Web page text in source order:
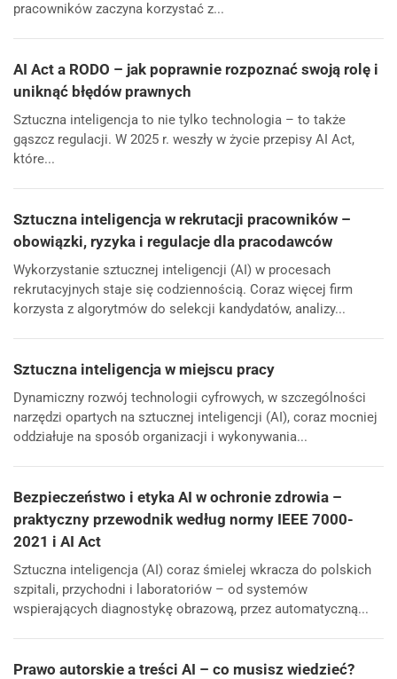
pracowników zaczyna korzystać z...
AI Act a RODO – jak poprawnie rozpoznać swoją rolę i
uniknąć błędów prawnych
Sztuczna inteligencja to nie tylko technologia – to także
gąszcz regulacji. W 2025 r. weszły w życie przepisy AI Act,
które...
Sztuczna inteligencja w rekrutacji pracowników –
obowiązki, ryzyka i regulacje dla pracodawców
Wykorzystanie sztucznej inteligencji (AI) w procesach
rekrutacyjnych staje się codziennością. Coraz więcej firm
korzysta z algorytmów do selekcji kandydatów, analizy...
Sztuczna inteligencja w miejscu pracy
Dynamiczny rozwój technologii cyfrowych, w szczególności
narzędzi opartych na sztucznej inteligencji (AI), coraz mocniej
oddziałuje na sposób organizacji i wykonywania...
Bezpieczeństwo i etyka AI w ochronie zdrowia –
praktyczny przewodnik według normy IEEE 7000-
2021 i AI Act
Sztuczna inteligencja (AI) coraz śmielej wkracza do polskich
szpitali, przychodni i laboratoriów – od systemów
wspierających diagnostykę obrazową, przez automatyczną...
Prawo autorskie a treści AI – co musisz wiedzieć?